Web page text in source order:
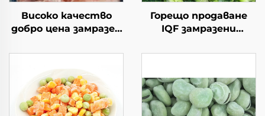
Високо качество
добро цена замразен
мазнина на
опашката наличен
замразен агнешки
бут за продажба
Горещо продаване
IQF замразени
замразено броколи с